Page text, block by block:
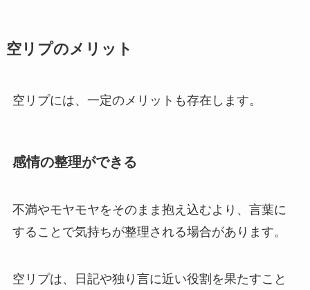
空リプのメリット
空リプには、一定のメリットも存在します。
感情の整理ができる
不満やモヤモヤをそのまま抱え込むより、言葉に
することで気持ちが整理される場合があります。
空リプは、日記や独り言に近い役割を果たすこと